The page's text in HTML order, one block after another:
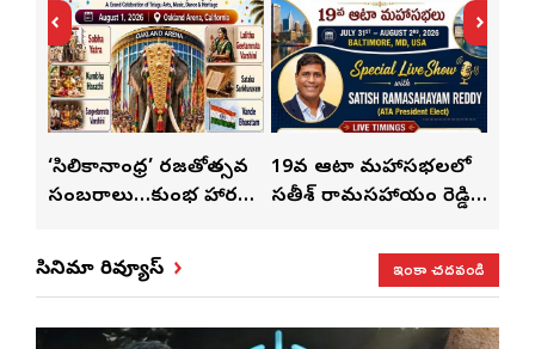
‘సిలికానాంధ్ర’ రజతోత్సవ
సంబరాలు…కుంభ హారతి
19వ ఆటా మహాసభలలో
సతీశ్ రామసహాయం రెడ్డి
సినిమా రివ్యూస్
ఇంకా చదవండి